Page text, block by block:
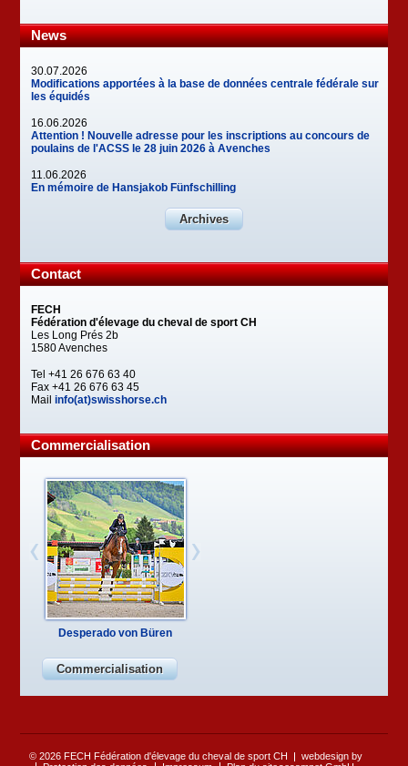
News
30.07.2026
Modifications apportées à la base de données centrale fédérale sur
les équidés
16.06.2026
Attention ! Nouvelle adresse pour les inscriptions au concours de
poulains de l'ACSS le 28 juin 2026 à Avenches
11.06.2026
En mémoire de Hansjakob Fünfschilling
Archives
Contact
FECH
Fédération d'élevage du cheval de sport CH
Les Long Prés 2b
1580 Avenches
Tel +41 26 676 63 40
Fax +41 26 676 63 45
Mailinfo(at)swisshorse.ch
Commercialisation
Desperado von Büren
Commercialisation
© 2026 FECH Fédération d'élevage du cheval de sport CH
webdesign by